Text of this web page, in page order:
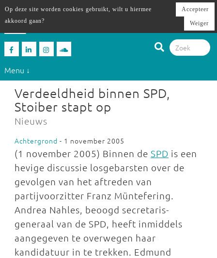
Menu ↓
Verdeeldheid binnen SPD,
Stoiber stapt op
Nieuws
Achtergrond - 1 november 2005
(1 november 2005) Binnen de SPD is een
hevige discussie losgebarsten over de
gevolgen van het aftreden van
partijvoorzitter Franz Müntefering.
Andrea Nahles, beoogd secretaris-
generaal van de SPD, heeft inmiddels
aangegeven te overwegen haar
kandidatuur in te trekken. Edmund
Op deze site worden cookies gebruikt, wilt u hiermee
akkoord gaan?
Accepteer
Weiger